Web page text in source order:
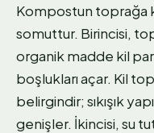
Kompostun toprağa
somuttur. Birincisi,
organik madde kil
boşlukları açar. Kil
belirgindir; sıkışık
genişler. İkincisi, su